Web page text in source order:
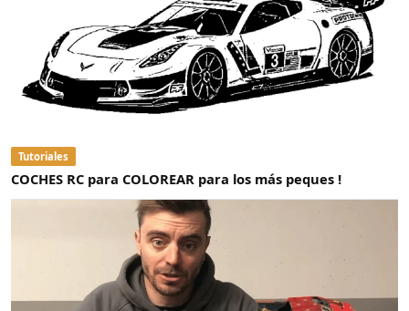
Tutoriales
COCHES RC para COLOREAR para los más peques !